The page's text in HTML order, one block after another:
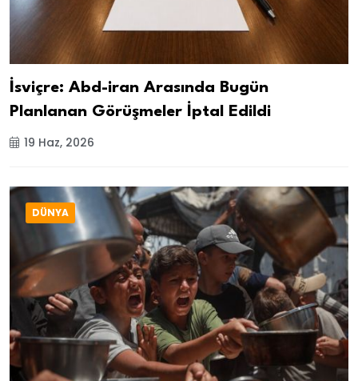
İsviçre: Abd-iran Arasında Bugün
Planlanan Görüşmeler İptal Edildi
19 Haz, 2026
DÜNYA